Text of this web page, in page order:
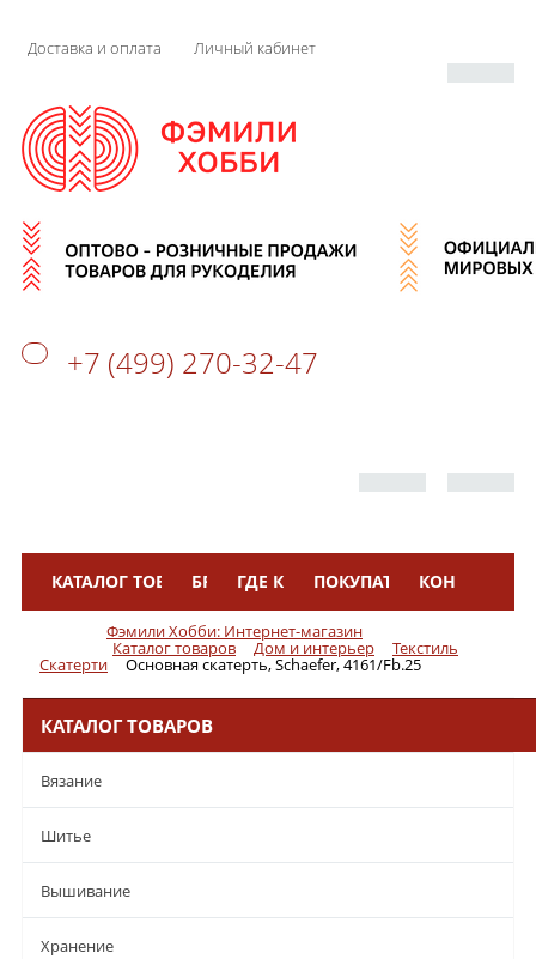
Доставка и оплата Личный кабинет
+7 (499) 270-32-47
КАТАЛОГ ТОВАРОВБРЕНДЫГДЕ КУПИТЬПОКУПАТЕЛЯМКОНТАКТЫ
Фэмили Хобби: Интернет-магазин
Каталог товаров Дом и интерьер Текстиль
Скатерти Основная скатерть, Schaefer, 4161/Fb.25
КАТАЛОГ ТОВАРОВ
Вязание
Шитье
Вышивание
Хранение